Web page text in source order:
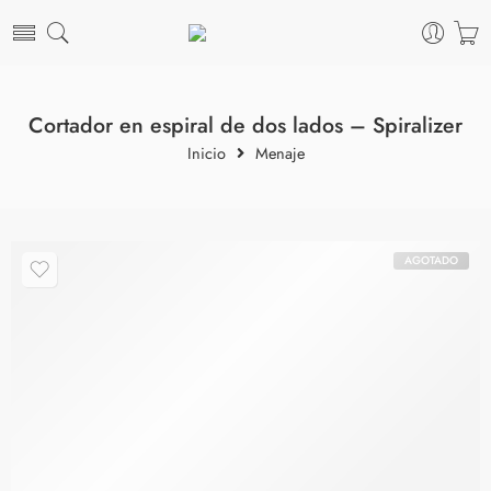
Cortador en espiral de dos lados – Spiralizer
Inicio Menaje
AGOTADO